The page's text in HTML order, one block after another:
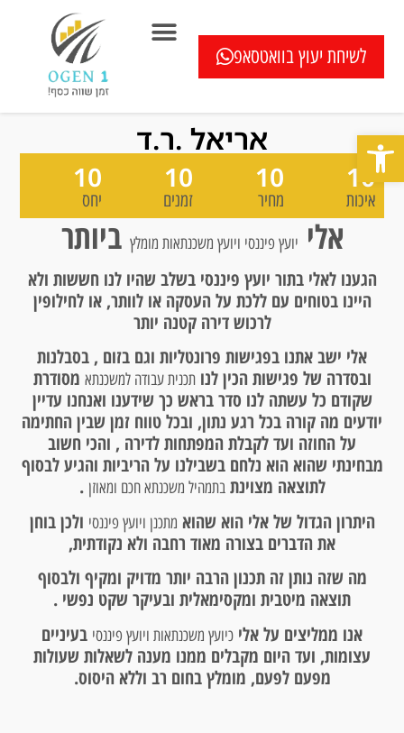
לשיחת יעוץ בוואטסאפ
אריאל .ר.ד
10
איכות
10
מחיר
10
זמנים
10
יחס
אלי יועץ פיננסי ויועץ משכנתאות מומלץ ביותר
הגענו לאלי בתור יועץ פיננסי בשלב שהיו לנו חששות ולא
היינו בטוחים עם ללכת על העסקה או לוותר, או לחילופין
לרכוש דירה קטנה יותר
אלי ישב אתנו בפגישות פרונטליות וגם בזום , בסבלנות
ובסדרה של פגישות הכין לנותכנית עבודה למשכנתא מסודרת
שקודם כל עשתה לנו סדר בראש כך שידענו ואנחנו עדיין
יודעים מה קורה בכל רגע נתון, ובכל טווח זמן שבין החתימה
על החוזה ועד לקבלת המפתחות לדירה , והכי חשוב
מבחינתי שהוא הוא נלחם בשבילנו על הריביות והגיע לבסוף
לתוצאה מצוינתבתמהיל משכנתא חכם ומאוזן .
היתרון הגדול של אלי הוא שהוא מתכנן ויועץ פיננסי ולכן בוחן
את הדברים בצורה מאוד רחבה ולא נקודתית,
מה שזה נותן זה תכנון הרבה יותר מדויק ומקיף ולבסוף
תוצאה מיטבית ומקסימאלית ובעיקר שקט נפשי .
אנו ממליצים על אלי כיועץ משכנתאות ויועץ פיננסי בעיניים
עצומות, ועד היום מקבלים ממנו מענה לשאלות שעולות
מפעם לפעם, מומלץ בחום רב וללא היסוס.
פתח סרגל נגישות